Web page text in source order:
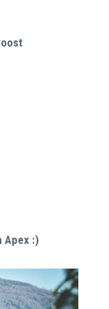
Apex :)